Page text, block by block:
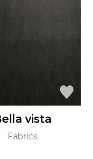
vista
Fabrics